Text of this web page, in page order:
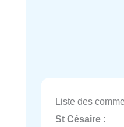
Liste des
St Césaire :